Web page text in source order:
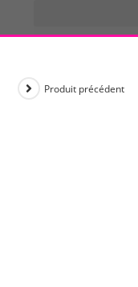
Produit précédent